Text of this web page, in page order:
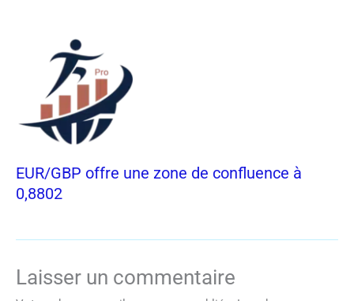
EUR/GBP offre une zone de confluence à
0,8802
Laisser un commentaire